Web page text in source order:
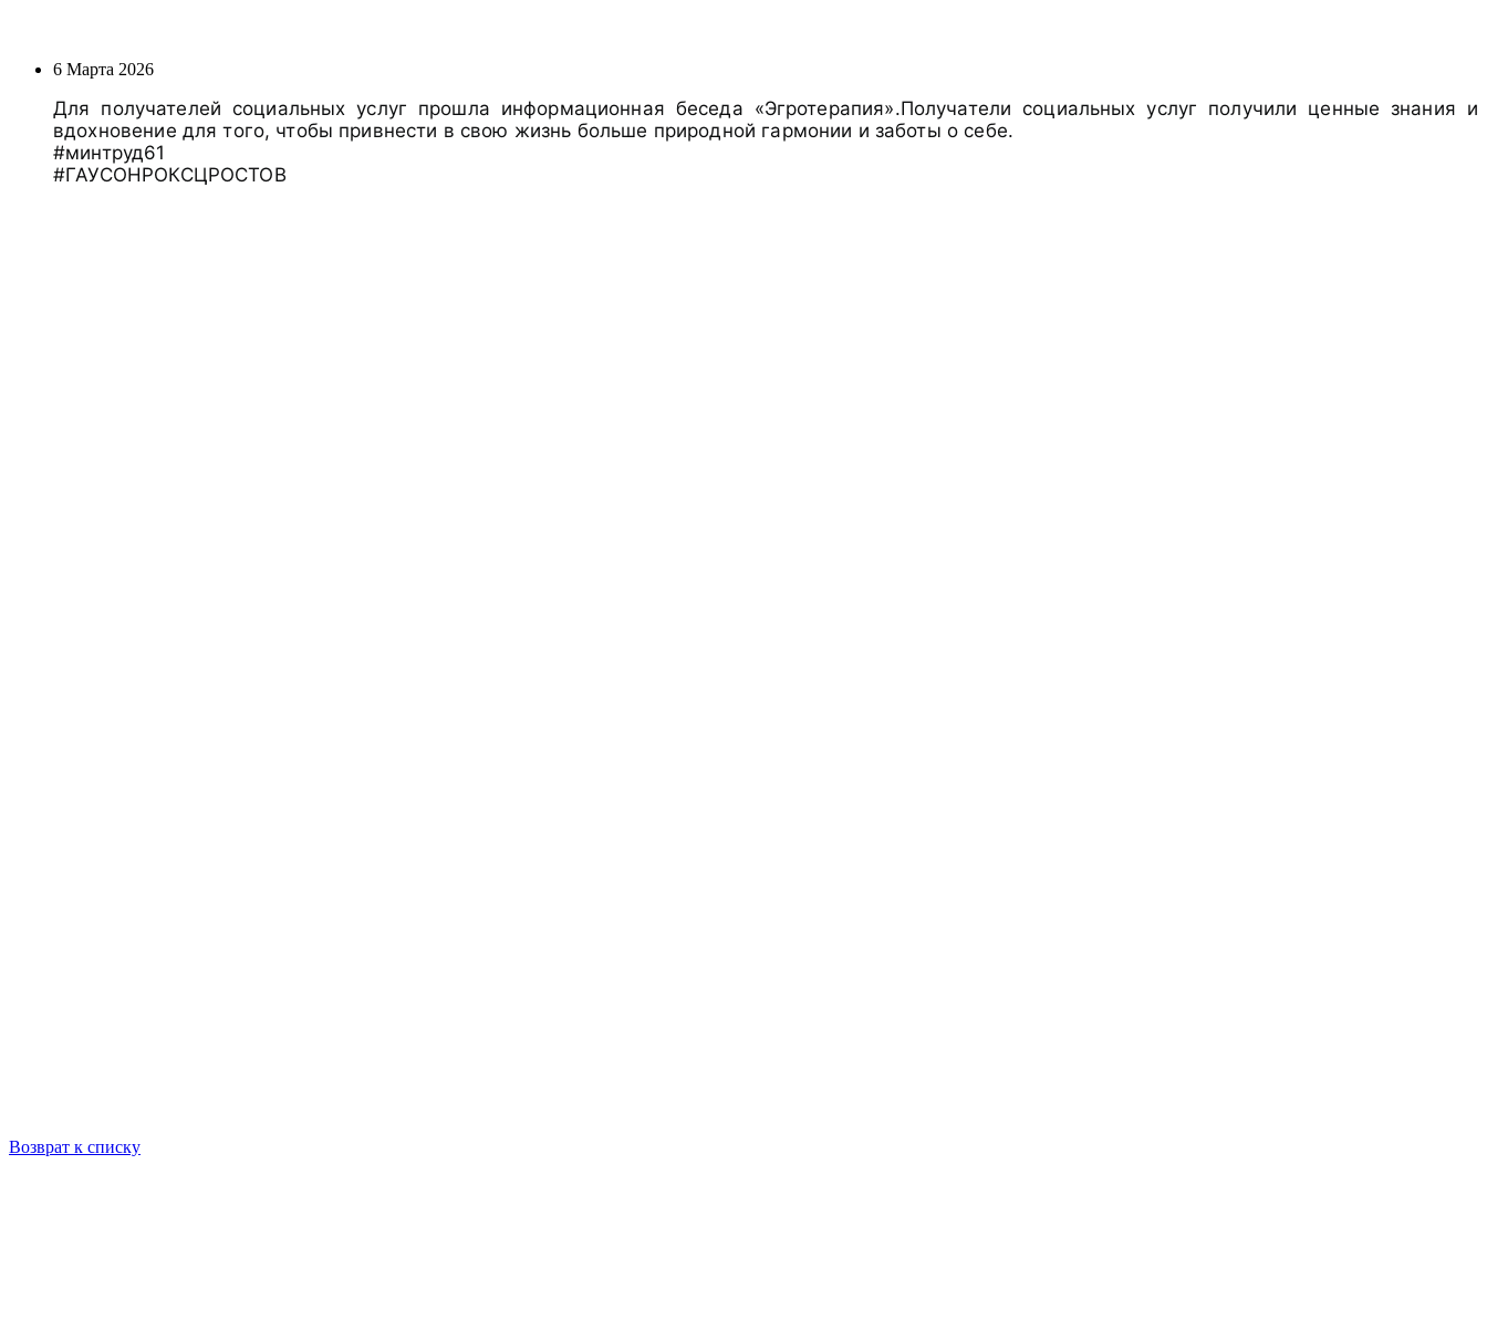
6 Марта 2026
Для получателей социальных услуг прошла информационная беседа «Эгротерапия».Получатели социальных услуг получили ценные знания и
вдохновение для того, чтобы привнести в свою жизнь больше природной гармонии и заботы о себе.
#минтруд61
#ГАУСОНРОКСЦРОСТОВ
Возврат к списку